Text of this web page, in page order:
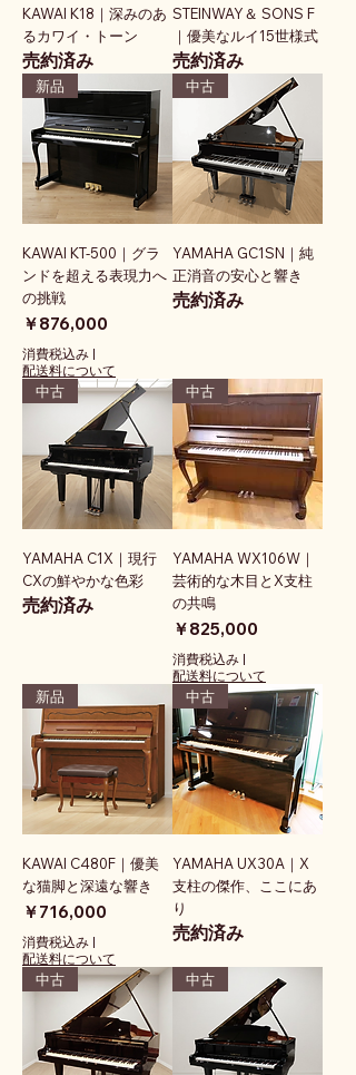
KAWAI K18｜深みのあ
るカワイ・トーン
売約済み
STEINWAY＆ SONS F
｜優美なルイ15世様式
売約済み
新品
KAWAI KT-500｜グラ
ンドを超える表現力へ
の挑戦
価格
￥876,000
消費税込み |
配送料について
中古
YAMAHA GC1SN｜純
正消音の安心と響き
売約済み
中古
YAMAHA C1X｜現行
CXの鮮やかな色彩
売約済み
中古
YAMAHA WX106W｜
芸術的な木目とX支柱
の共鳴
価格
￥825,000
消費税込み |
配送料について
新品
KAWAI C480F｜優美
な猫脚と深遠な響き
価格
￥716,000
消費税込み |
配送料について
中古
YAMAHA UX30A｜X
支柱の傑作、ここにあ
り
売約済み
中古 中古